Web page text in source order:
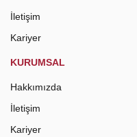
İletişim
Kariyer
KURUMSAL
Hakkımızda
İletişim
Kariyer